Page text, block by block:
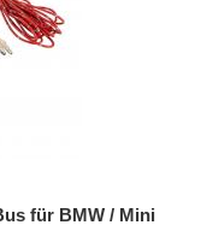
für BMW / Mini